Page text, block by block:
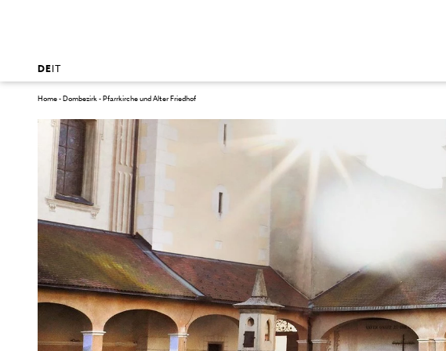
DEIT
Home-Dombezirk-Pfarrkirche und Alter Friedhof